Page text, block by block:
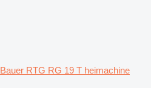
Bauer RTG RG 19 T heimachine